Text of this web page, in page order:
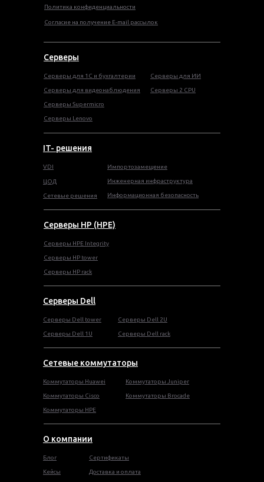
Политика конфиденциальности
Согласие на получение E-mail рассылок
Серверы
О компании
Серверы HP (HPE)
Серверы Dell
Сетевые коммутаторы
Серверы для 1С и бухгалтерии
Серверы для видеонаблюдения
Серверы Supermicro
Серверы HPE Integrity
Cерверы HP tower
Cерверы HP rack
Серверы Lenovo
Серверы для ИИ
Серверы 2 CPU
Cерверы Dell tower
Серверы Dell 1U
Серверы Dell 2U
Серверы Dell rack
VDI
ЦОД
Сетевые решения
Импортозамещение
Инженерная инфраструктура
Информационная безопасность
IT- решения
Блог
Кейсы
Сертификаты
Доставка и оплата
Коммутаторы Huawei
Коммутаторы Cisco
Коммутаторы HPE
Коммутаторы Juniper
Коммутаторы Brocade